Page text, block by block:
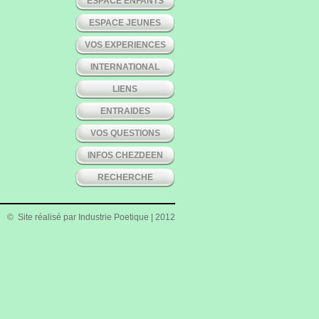
ESPACE JEUNES
VOS EXPERIENCES
INTERNATIONAL
LIENS
ENTRAIDES
VOS QUESTIONS
INFOS CHEZDEEN
RECHERCHE
© Site réalisé par Industrie Poetique | 2012